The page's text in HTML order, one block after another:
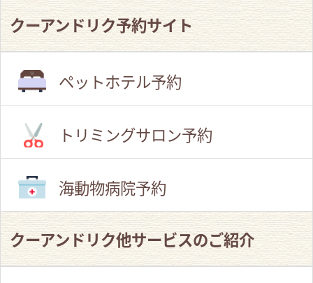
クーアンドリク予約サイト
ペットホテル予約
トリミングサロン予約
海動物病院予約
クーアンドリク他サービスのご紹介